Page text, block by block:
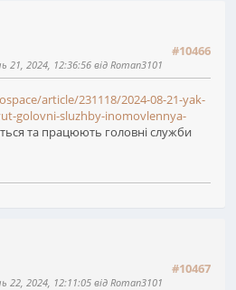
#10466
21, 2024, 12:36:56 від Roman3101
article/231118/2024-08-21-yak-
golovni-sluzhby-inomovlennya-
та працюють головні служби
#10467
22, 2024, 12:11:05 від Roman3101